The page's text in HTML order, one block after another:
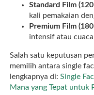
Standard Film (120
kali pemakaian
Premium Film
intensif atau
Salah satu keputusan
memilih antara single
lengkapnya di: Single
Mana yang Tepat untuk